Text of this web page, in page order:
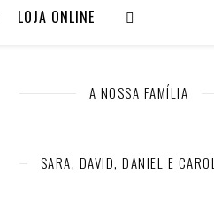
LOJA ONLINE
A NOSSA FAMÍLIA
SARA, DAVID, DANIEL E